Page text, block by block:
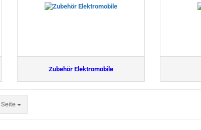
Zubehör Elektromobile